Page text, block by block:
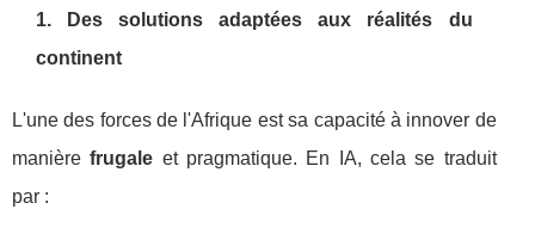
1. Des solutions adaptées aux réalités du
continent
L'une des forces de l'Afrique est sa capacité à innover de
manièrefrugale et pragmatique. En IA, cela se traduit
par :